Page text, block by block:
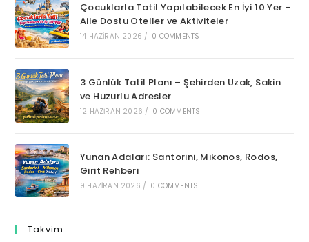
Çocuklarla Tatil Yapılabilecek En İyi 10 Yer –
Aile Dostu Oteller ve Aktiviteler
14 HAZIRAN 2026 / 0 COMMENTS
3 Günlük Tatil Planı – Şehirden Uzak, Sakin
ve Huzurlu Adresler
12 HAZIRAN 2026 / 0 COMMENTS
Yunan Adaları: Santorini, Mikonos, Rodos,
Girit Rehberi
9 HAZIRAN 2026 / 0 COMMENTS
Takvim